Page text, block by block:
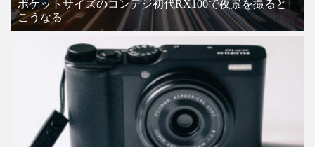
ポケットサイズのコンデジ初代RX100で夜景を撮ると
こうなる